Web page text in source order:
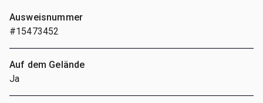
Ausweisnummer
#15473452
Auf dem Gelände
Ja